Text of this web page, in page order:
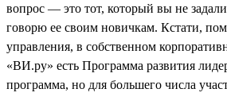
вопрос — это тот, который вы не
говорю ее своим новичкам. Кстати,
управления, в собственном
«ВИ.ру» есть Программа развития
программа, но для большего числа